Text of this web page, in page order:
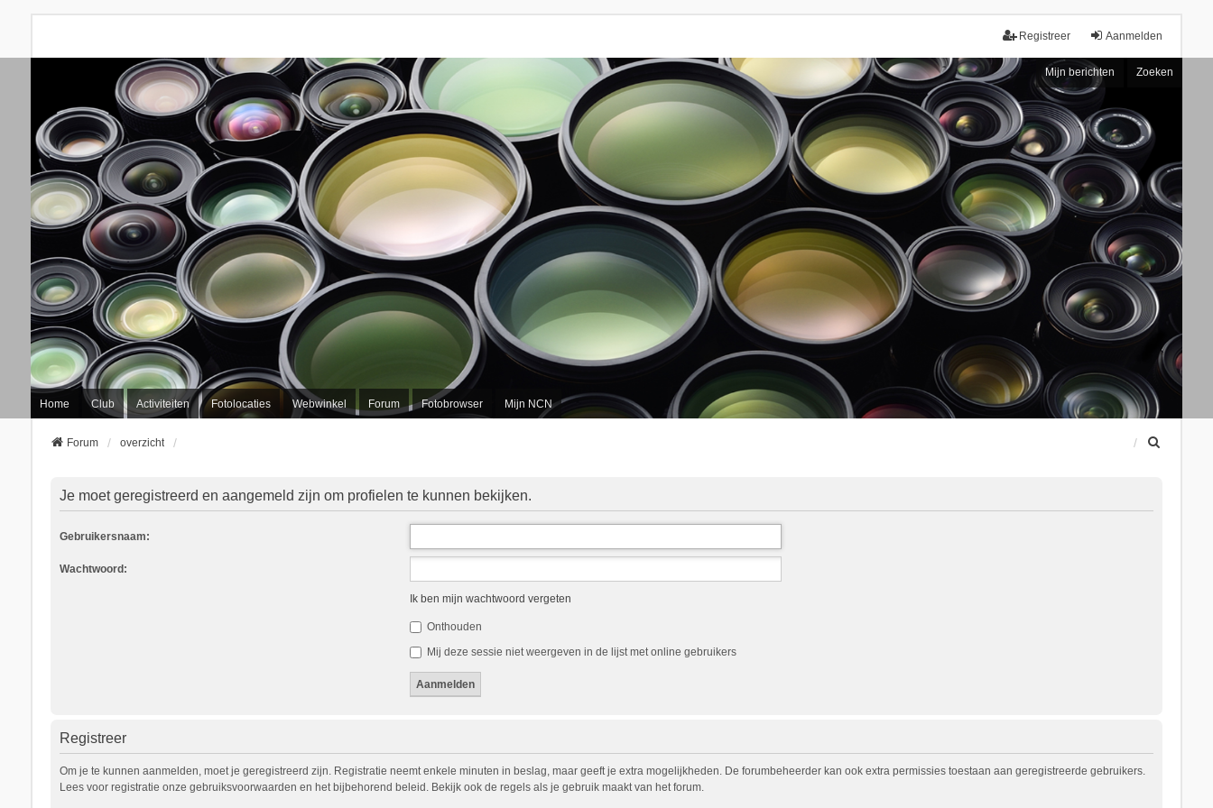
Aanmelden
Registreer
Mijn berichten Zoeken
Home Club Activiteiten Fotolocaties Webwinkel Forum Fotobrowser Mijn NCN
Forum overzicht
Je moet geregistreerd en aangemeld zijn om profielen te kunnen bekijken.
Gebruikersnaam:
Wachtwoord:
Ik ben mijn wachtwoord vergeten
Onthouden
Mij deze sessie niet weergeven in de lijst met online gebruikers
Registreer
Om je te kunnen aanmelden, moet je geregistreerd zijn. Registratie neemt enkele minuten in beslag, maar geeft je extra mogelijkheden. De forumbeheerder kan ook extra permissies toestaan aan geregistreerde gebruikers.
Lees voor registratie onze gebruiksvoorwaarden en het bijbehorend beleid. Bekijk ook de regels als je gebruik maakt van het forum.